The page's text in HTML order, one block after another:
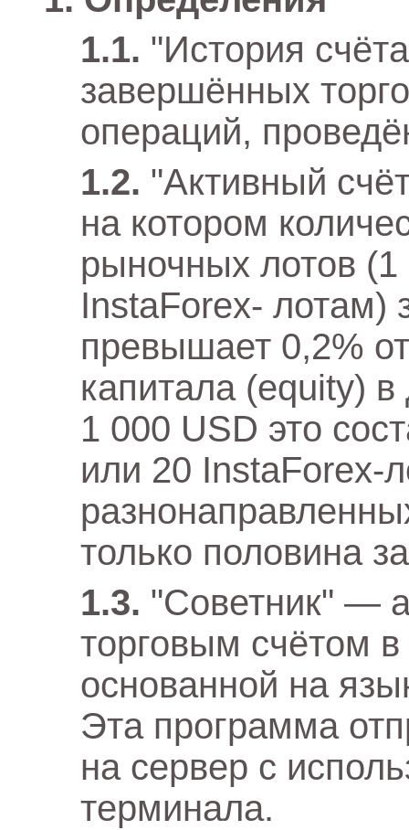
"История
завершённых
операций,
"Активный
на котором
рыночных лотов
InstaForex- лотам)
превышает 0,2%
капитала (equity)
1 000 USD это
или 20 InstaForex-
только половина
"Советник" —
торговым счётом
основанной на
Эта программа
на сервер с
терминала.